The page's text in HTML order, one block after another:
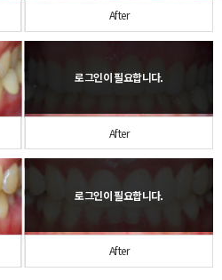
After
After
After